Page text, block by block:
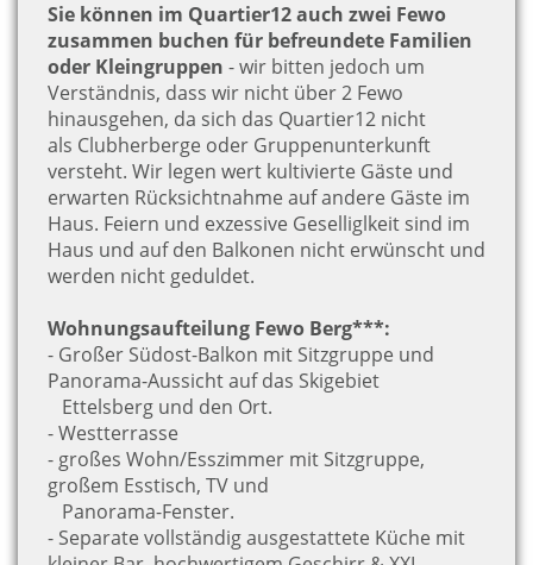
Sie können im Quartier12 auch zwei Fewo
zusammen buchen für befreundete Familien
oder Kleingruppen - wir bitten jedoch um
Verständnis, dass wir nicht über 2 Fewo
hinausgehen, da sich das Quartier12 nicht
als Clubherberge oder Gruppenunterkunft
versteht. Wir legen wert kultivierte Gäste und
erwarten Rücksichtnahme auf andere Gäste im
Haus. Feiern und exzessive Geselliglkeit sind im
Haus und auf den Balkonen nicht erwünscht und
werden nicht geduldet.
Wohnungsaufteilung Fewo Berg***:
- Großer Südost-Balkon mit Sitzgruppe und
Panorama-Aussicht auf das Skigebiet
Ettelsberg und den Ort.
- Westterrasse
- großes Wohn/Esszimmer mit Sitzgruppe,
großem Esstisch, TV und
Panorama-Fenster.
- Separate vollständig ausgestattete Küche mit